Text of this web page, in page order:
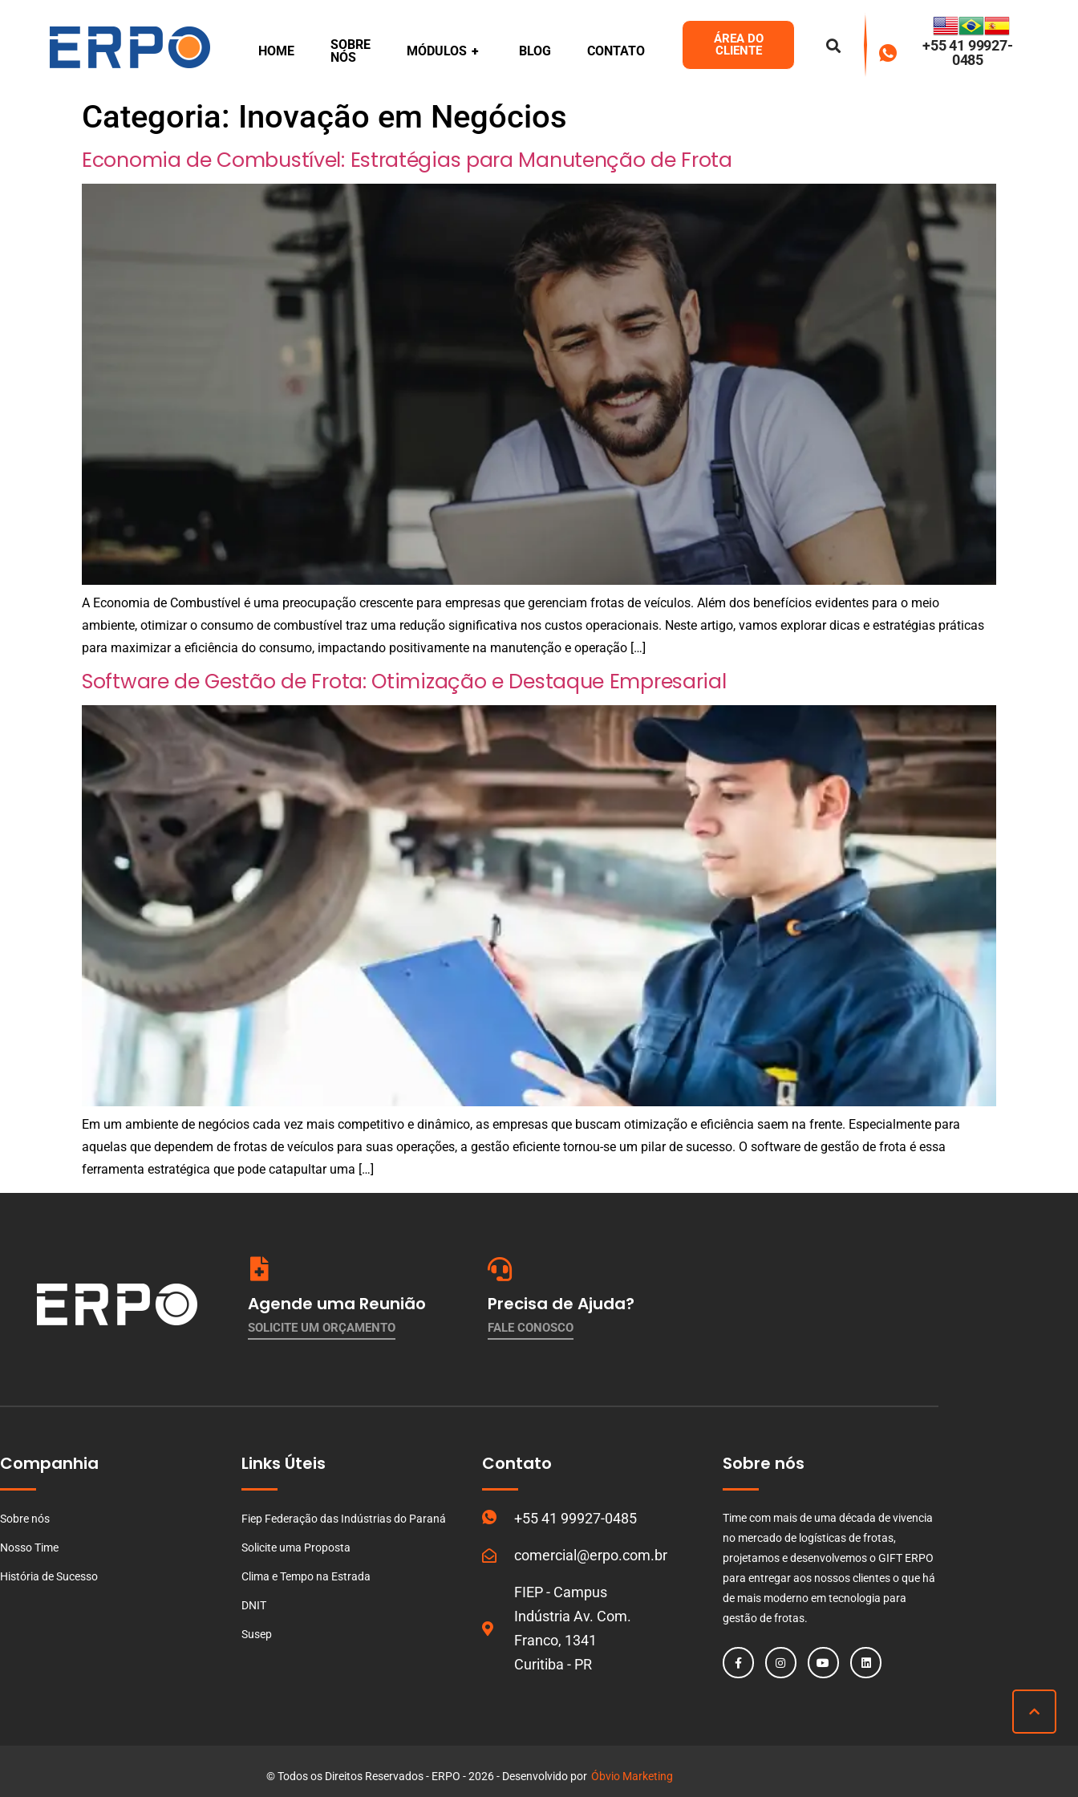
HOME
SOBRE
NÓS
MÓDULOS + BLOG CONTATO
ÁREA DO
CLIENTE
+55 41 99927-
0485
Categoria: Inovação em Negócios
Economia de Combustível: Estratégias para Manutenção de Frota
A Economia de Combustível é uma preocupação crescente para empresas que gerenciam frotas de veículos. Além dos benefícios evidentes para o meio
ambiente, otimizar o consumo de combustível traz uma redução significativa nos custos operacionais. Neste artigo, vamos explorar dicas e estratégias práticas
para maximizar a eficiência do consumo, impactando positivamente na manutenção e operação […]
Software de Gestão de Frota: Otimização e Destaque Empresarial
Em um ambiente de negócios cada vez mais competitivo e dinâmico, as empresas que buscam otimização e eficiência saem na frente. Especialmente para
aquelas que dependem de frotas de veículos para suas operações, a gestão eficiente tornou-se um pilar de sucesso. O software de gestão de frota é essa
ferramenta estratégica que pode catapultar uma […]
Agende uma Reunião
SOLICITE UM ORÇAMENTO
Precisa de Ajuda?
FALE CONOSCO
Companhia
Sobre nós
Nosso Time
História de Sucesso
Links Úteis
Fiep Federação das Indústrias do Paraná
Solicite uma Proposta
Clima e Tempo na Estrada
DNIT
Susep
Contato
+55 41 99927-0485
comercial@erpo.com.br
FIEP - Campus
Indústria Av. Com.
Franco, 1341
Curitiba - PR
Sobre nós
Time com mais de uma década de vivencia
no mercado de logísticas de frotas,
projetamos e desenvolvemos o GIFT ERPO
para entregar aos nossos clientes o que há
de mais moderno em tecnologia para
gestão de frotas.
© Todos os Direitos Reservados - ERPO - 2026 - Desenvolvido por Óbvio Marketing